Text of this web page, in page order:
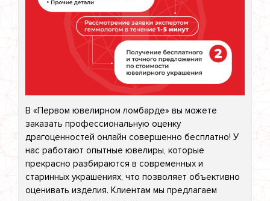
В «Первом ювелирном ломбарде» вы можете
заказать профессиональную оценку
драгоценностей онлайн совершенно бесплатно! У
нас работают опытные ювелиры, которые
прекрасно разбираются в современных и
старинных украшениях, что позволяет объективно
оценивать изделия. Клиентам мы предлагаем